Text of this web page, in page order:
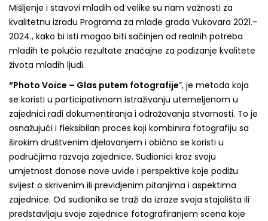
Mišljenje i stavovi mladih od velike su nam važnosti za
kvalitetnu izradu Programa za mlade grada Vukovara 2021.-
2024., kako bi isti mogao biti sačinjen od realnih potreba
mladih te polučio rezultate značajne za podizanje kvalitete
života mladih ljudi.
“Photo Voice – Glas putem fotografije”, je metoda koja
se koristi u participativnom istraživanju utemeljenom u
zajednici radi dokumentiranja i odražavanja stvarnosti. To je
osnažujući i fleksibilan proces koji kombinira fotografiju sa
širokim društvenim djelovanjem i obično se koristi u
područjima razvoja zajednice. Sudionici kroz svoju
umjetnost donose nove uvide i perspektive koje podižu
svijest o skrivenim ili previdjenim pitanjima i aspektima
zajednice. Od sudionika se traži da izraze svoja stajališta ili
predstavljaju svoje zajednice fotografiranjem scena koje